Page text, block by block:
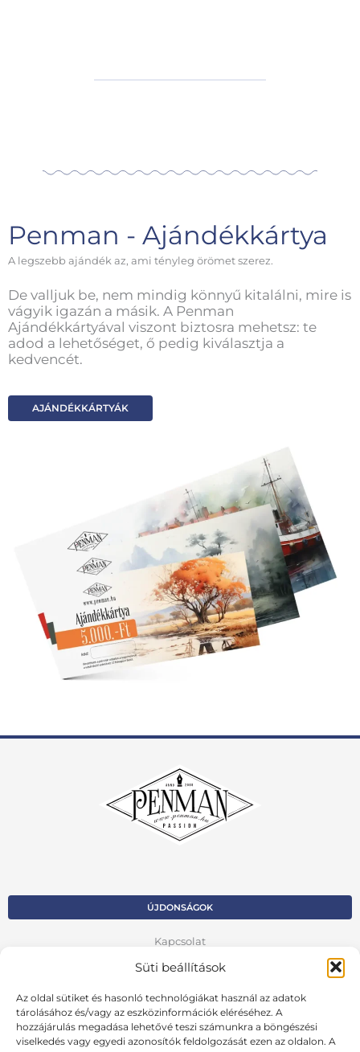
Süti beállítások
Az oldal sütiket és hasonló technológiákat használ az adatok
tárolásához és/vagy az eszközinformációk eléréséhez. A
hozzájárulás megadása lehetővé teszi számunkra a böngészési
viselkedés vagy egyedi azonosítók feldolgozását ezen az oldalon. A
Penman - Ajándékkártya
A legszebb ajándék az, ami tényleg örömet szerez.
De valljuk be, nem mindig könnyű kitalálni, mire is
vágyik igazán a másik. A Penman
Ajándékkártyával viszont biztosra mehetsz: te
adod a lehetőséget, ő pedig kiválasztja a
kedvencét.
AJÁNDÉKKÁRTYÁK
ÚJDONSÁGOK
Kapcsolat
Kosár
Fiók
Adatvédelmi szabályzat